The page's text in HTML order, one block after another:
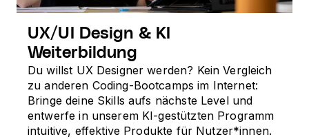
UX/UI Design & KI
Weiterbildung
Du willst UX Designer werden? Kein Vergleich
zu anderen Coding-Bootcamps im Internet:
Bringe deine Skills aufs nächste Level und
entwerfe in unserem KI-gestützten Programm
intuitive, effektive Produkte für Nutzer*innen.